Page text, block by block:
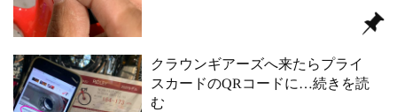
クラウンギアーズへ来たらプライ
スカードのQRコードに …続きを読
む